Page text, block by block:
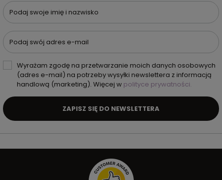
Podaj swoje imię i nazwisko
Podaj swój adres e-mail
Wyrażam zgodę na przetwarzanie moich danych osobowych
(adres e-mail) na potrzeby wysyłki newslettera z informacją
handlową (marketing). Więcej w polityce prywatności.
ZAPISZ SIĘ DO NEWSLETTERA